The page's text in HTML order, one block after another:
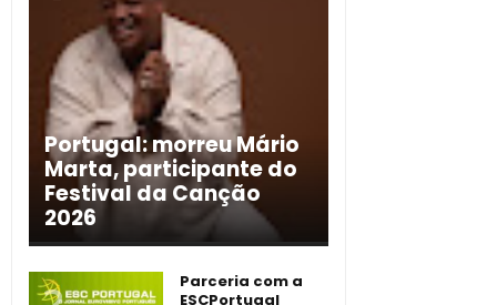
Portugal: morreu Mário
Marta, participante do
Festival da Canção
2026
Parceria com a
ESCPortugal